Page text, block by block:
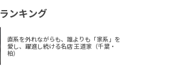
ンキング
直系を外れながらも、誰よりも「家系」を
愛し、躍進し続ける名店 王道家（千葉・
柏）